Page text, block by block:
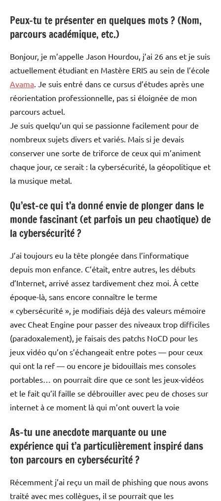
Peux-tu te présenter en quelques mots ? (Nom,
parcours académique, etc.)
Bonjour, je m’appelle Jason Hourdou, j’ai 26 ans et je suis
actuellement étudiant en Mastère ERIS au sein de l’école
Avama . Je suis entré dans ce cursus d’études après une
réorientation professionnelle, pas si éloignée de mon
parcours actuel.
Je suis quelqu’un qui se passionne facilement pour de
nombreux sujets divers et variés. Mais si je devais
conserver une sorte de triforce de ceux qui m’animent
chaque jour, ce serait : la cybersécurité, la géopolitique et
la musique metal.
Qu’est-ce qui t’a donné envie de plonger dans le
monde fascinant (et parfois un peu chaotique) de
la cybersécurité ?
J’ai toujours eu la tête plongée dans l’informatique
depuis mon enfance. C’était, entre autres, les débuts
d’Internet, arrivé assez tardivement chez moi. À cette
époque-là, sans encore connaître le terme
« cybersécurité », je modifiais déjà des valeurs mémoire
avec Cheat Engine pour passer des niveaux trop difficiles
(paradoxalement), je faisais des patchs NoCD pour les
jeux vidéo qu’on s’échangeait entre potes — pour ceux
qui ont la ref — ou encore je bidouillais mes consoles
portables… on pourrait dire que ce sont les jeux-vidéos
et le fait qu’il faille se débrouiller avec peu de choses sur
internet à ce moment là qui m’ont ouvert la voie
As-tu une anecdote marquante ou une
expérience qui t’a particulièrement inspiré dans
ton parcours en cybersécurité ?
Récemment j’ai reçu un mail de phishing que nous avons
traité avec mes collègues, il se pourrait que les